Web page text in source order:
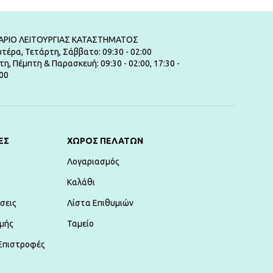
ΛΕΙΤΟΥΡΓΙΑΣ ΚΑΤΑΣΤΗΜΑΤΟΣ
Τετάρτη, Σάββατο: 09:30 - 02:00
Πέμπτη & Παρασκευή: 09:30 - 02:00, 17:30 -
ΧΏΡΟΣ ΠΕΛΑΤΏΝ
Λογαριασμός
Καλάθι
Λίστα Επιθυμιών
Ταμείο